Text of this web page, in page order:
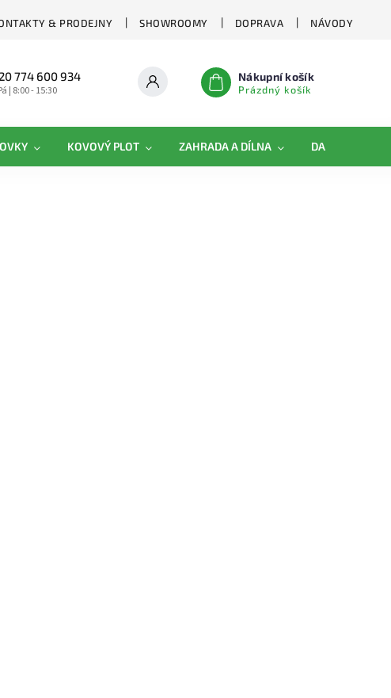
& PRODEJNY SHOWROOMY DOPRAVA NÁVODY
774 600 934
| 8:00 - 15:30
Nákupní košík
Prázdný košík
KOVOVÝ PLOT ZAHRADA A DÍLNA DAMIPLAST®